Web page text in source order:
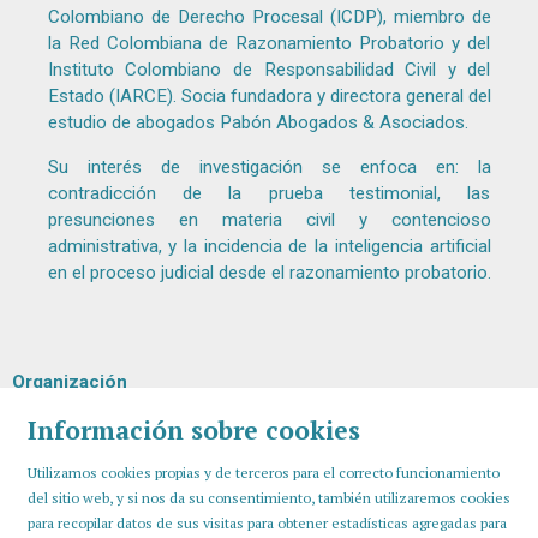
Colombiano de Derecho Procesal (ICDP), miembro de
la Red Colombiana de Razonamiento Probatorio y del
Instituto Colombiano de Responsabilidad Civil y del
Estado (IARCE). Socia fundadora y directora general del
estudio de abogados Pabón Abogados & Asociados.
Su interés de investigación se enfoca en: la
contradicción de la prueba testimonial, las
presunciones en materia civil y contencioso
administrativa, y la incidencia de la inteligencia artificial
en el proceso judicial desde el razonamiento probatorio.
Organización
Información sobre cookies
Utilizamos cookies propias y de terceros para el correcto funcionamiento
del sitio web, y si nos da su consentimiento, también utilizaremos cookies
para recopilar datos de sus visitas para obtener estadísticas agregadas para